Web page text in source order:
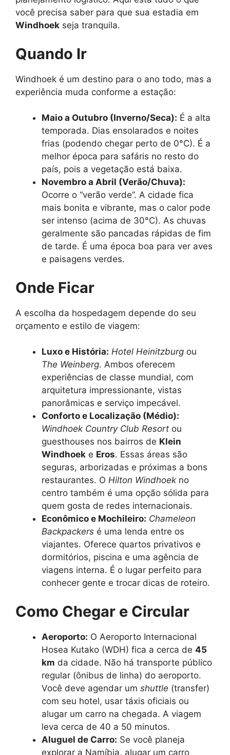
você precisa saber para que sua estadia em
Windhoek seja tranquila.
Quando Ir
Windhoek é um destino para o ano todo, mas a
experiência muda conforme a estação:
Maio a Outubro (Inverno/Seca): É a alta
temporada. Dias ensolarados e noites
frias (podendo chegar perto de 0°C). É a
melhor época para safáris no resto do
país, pois a vegetação está baixa.
Novembro a Abril (Verão/Chuva):
Ocorre o “verão verde”. A cidade fica
mais bonita e vibrante, mas o calor pode
ser intenso (acima de 30°C). As chuvas
geralmente são pancadas rápidas de fim
de tarde. É uma época boa para ver aves
e paisagens verdes.
Onde Ficar
A escolha da hospedagem depende do seu
orçamento e estilo de viagem:
Luxo e História: Hotel Heinitzburg ou
The Weinberg. Ambos oferecem
experiências de classe mundial, com
arquitetura impressionante, vistas
panorâmicas e serviço impecável.
Conforto e Localização (Médio):
Windhoek Country Club Resort ou
guesthouses nos bairros de Klein
Windhoek e Eros. Essas áreas são
seguras, arborizadas e próximas a bons
restaurantes. O Hilton Windhoek no
centro também é uma opção sólida para
quem gosta de redes internacionais.
Econômico e Mochileiro: Chameleon
Backpackers é uma lenda entre os
viajantes. Oferece quartos privativos e
dormitórios, piscina e uma agência de
viagens interna. É o lugar perfeito para
conhecer gente e trocar dicas de roteiro.
Como Chegar e Circular
Aeroporto: O Aeroporto Internacional
Hosea Kutako (WDH) fica a cerca de 45
km da cidade. Não há transporte público
regular (ônibus de linha) do aeroporto.
Você deve agendar um shuttle (transfer)
com seu hotel, usar táxis oficiais ou
alugar um carro na chegada. A viagem
leva cerca de 40 a 50 minutos.
Aluguel de Carro: Se você planeja
explorar a Namíbia, alugar um carro